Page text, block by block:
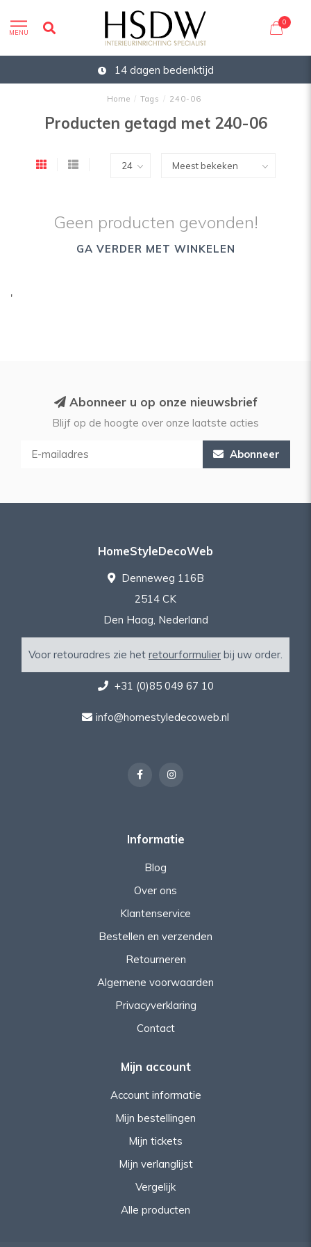
MENU
0
14 dagen bedenktijd
Home / Tags / 240-06
Producten getagd met 240-06
Geen producten gevonden!
GA VERDER MET WINKELEN
'
Abonneer u op onze nieuwsbrief
Blijf op de hoogte over onze laatste acties
Abonneer
HomeStyleDecoWeb
Denneweg 116B
2514 CK
Den Haag, Nederland
Voor retouradres zie het retourformulier bij uw order.
+31 (0)85 049 67 10
info@homestyledecoweb.nl
Informatie
Blog
Over ons
Klantenservice
Bestellen en verzenden
Retourneren
Algemene voorwaarden
Privacyverklaring
Contact
Mijn account
Account informatie
Mijn bestellingen
Mijn tickets
Mijn verlanglijst
Vergelijk
Alle producten